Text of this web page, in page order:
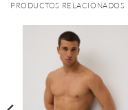
PRODUCTOS RELACIONADOS